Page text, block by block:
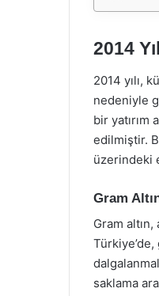
2014
2014 yılı,
nedeniyle
bir
edilmiştir.
üzerindeki
Gram
Gram
saklama